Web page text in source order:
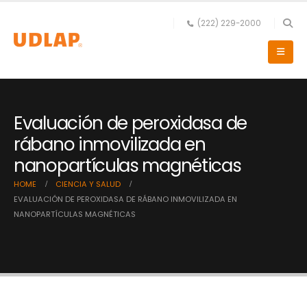
(222) 229-2000
Evaluación de peroxidasa de
rábano inmovilizada en
nanopartículas magnéticas
HOME
CIENCIA Y SALUD
EVALUACIÓN DE PEROXIDASA DE RÁBANO INMOVILIZADA EN
NANOPARTÍCULAS MAGNÉTICAS